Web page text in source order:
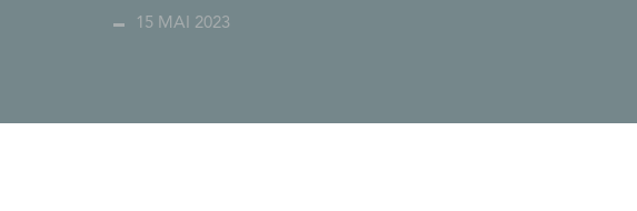
15 MAI 2023